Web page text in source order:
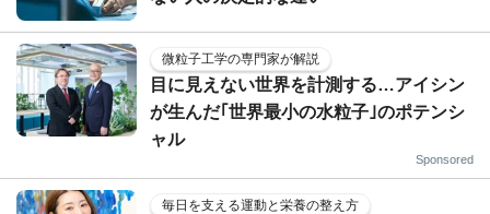
微粒子工学の専門家が解説
目に見えない世界を計測する…アイシン
が生んだ｢世界最小の水粒子｣のポテンシ
ャル
Sponsored
毎日を支える運動と栄養の整え方